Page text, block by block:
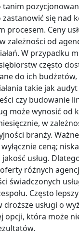
tanim
się nad
procesem. Ceny
zależności od
W przypadku
często
do ich
takie jak audyt
czy budowanie
może wynosić od
w
branży.
ceną;
usług.
różnych
świadczonych
Często
droższe usługi o
opcji, która może